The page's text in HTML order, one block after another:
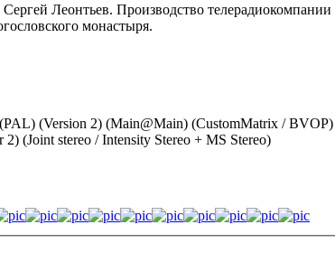
Леонтьев. Производство телерадиокомпании
монастыря.
(Version 2) (Main@Main) (CustomMatrix / BVOP)
(Joint stereo / Intensity Stereo + MS Stereo)